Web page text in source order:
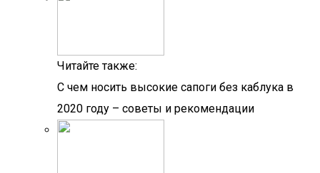
Читайте также:
С чем носить высокие сапоги без каблука в
2020 году – советы и рекомендации